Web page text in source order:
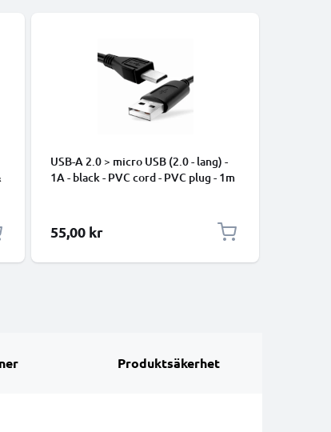
USB-A 2.0 > micro USB (2.0 - lang) -
1A - black - PVC cord - PVC plug - 1m
55,00 kr
Produktsäkerhet